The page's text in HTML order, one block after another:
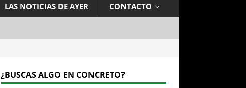
LAS NOTICIAS DE AYER CONTACTO
¿BUSCAS ALGO EN CONCRETO?